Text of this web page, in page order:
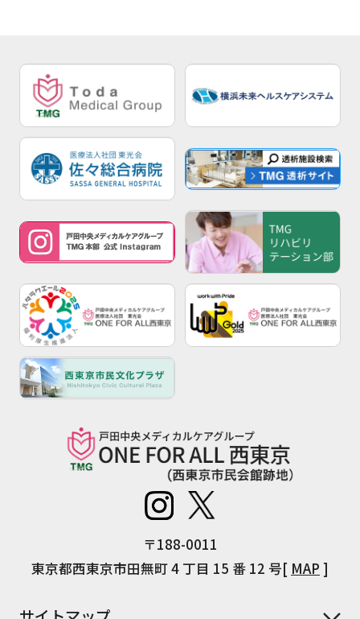
〒188-0011
東京都西東京市田無町 4 丁目 15 番 12 号[ MAP ]